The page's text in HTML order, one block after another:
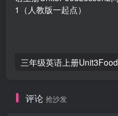
评论 抢沙发